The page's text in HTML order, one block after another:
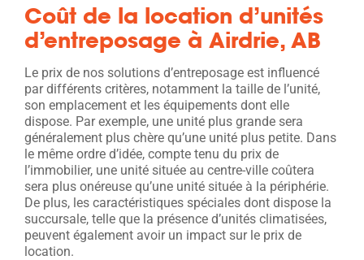
Coût de la location d’unités
d’entreposage à Airdrie, AB
Le prix de nos solutions d’entreposage est influencé
par différents critères, notamment la taille de l’unité,
son emplacement et les équipements dont elle
dispose. Par exemple, une unité plus grande sera
généralement plus chère qu’une unité plus petite. Dans
le même ordre d’idée, compte tenu du prix de
l’immobilier, une unité située au centre-ville coûtera
sera plus onéreuse qu’une unité située à la périphérie.
De plus, les caractéristiques spéciales dont dispose la
succursale, telle que la présence d’unités climatisées,
peuvent également avoir un impact sur le prix de
location.